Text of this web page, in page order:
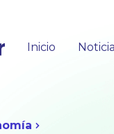
Inicio